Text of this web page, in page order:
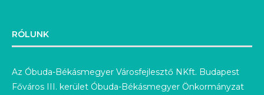
RÓLUNK
Az Óbuda-Békásmegyer Városfejlesztő NKft. Budapest
Főváros III. kerület Óbuda-Békásmegyer Önkormányzat